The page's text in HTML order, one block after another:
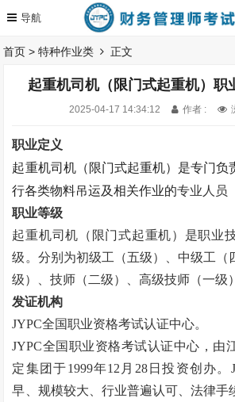
首页 >特种作业类 正文
起重机司机（限门式起重机）职
2025-04-17 14:34:12 作者 :
职业定义
起重机司机（限门式起重机）是专门负
行各类物料吊运及相关作业的专业人员
职业等级
起重机司机（限门式起重机）是职业
级。 分别为初级工（五级）、中级工（
级）、技师（二级）、高级技师（一级
发证机构
JYPC全国职业资格考试认证中心。
JYPC全国职业资格考试认证中心，由
定集团于1999年12月28日投资创办。
早、规模较大、行业普遍认可、法律手